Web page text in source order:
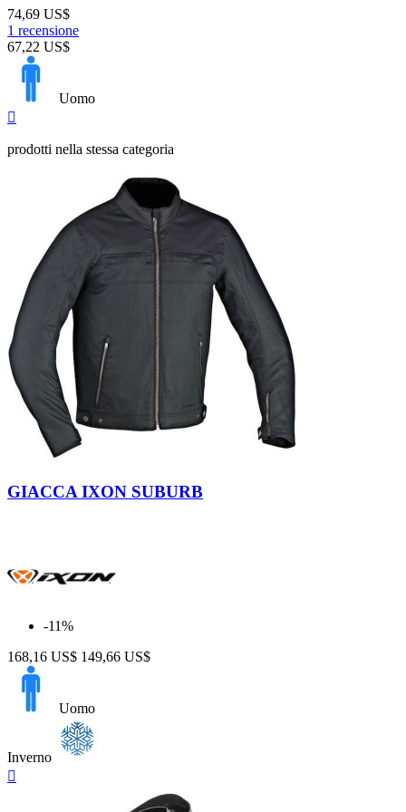
74,69 US$
1 recensione
67,22 US$
Uomo

prodotti nella stessa categoria
GIACCA IXON SUBURB
-11%
168,16 US$ 149,66 US$
Uomo
Inverno
